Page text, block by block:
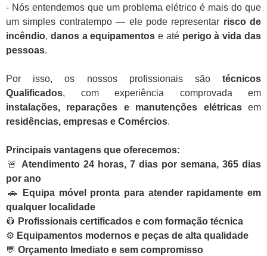
- Nós entendemos que um problema elétrico é mais do que
um simples contratempo — ele pode representar risco de
incêndio, danos a equipamentos e até perigo à vida das
pessoas.
Por isso, os nossos profissionais são técnicos
Qualificados, com experiência comprovada em
instalações, reparações e manutenções elétricasem
residências, empresas e Comércios.
Principais vantagens que oferecemos:
🚨 Atendimento 24 horas, 7 dias por semana, 365 dias
por ano
🚗
Equipa móvel pronta para atender rapidamente em
qualquer localidade
👷 Profissionais certificados e com formação técnica
⚙️ Equipamentos modernos e peças de alta qualidade
💬 Orçamento Imediato e sem compromisso